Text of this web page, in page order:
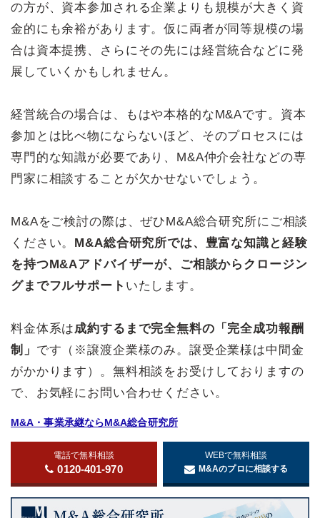
の方が、資本参加される企業よりも規模が大きく資
金的にも余裕があります。仮に両者が同等規模の場
合は資本提携、さらにその先には経営統合などに発
展していくかもしれません。
経営統合の場合は、もはや本格的なM&Aです。資本
参加とは比べ物にならないほど、そのプロセスには
専門的な知識が必要であり、M&A仲介会社などの専
門家に相談することが欠かせないでしょう。
M&Aをご検討の際は、ぜひM&A総合研究所にご相談
ください。 M&A総合研究所では、豊富な知識と経験
を持つM&Aアドバイザーが、ご相談からクロージン
グまでフルサポート いたします。
料金体系は成約するまで完全無料の「完全成功報酬
制」 です（※譲渡企業様のみ。譲受企業様は中間金
がかかります）。無料相談をお受けしておりますの
で、お気軽にお問い合わせください。
M&A・事業承継ならM&A総合研究所
電話で無料相談
0120-401-970
WEBで無料相談
M&Aのプロに相談する